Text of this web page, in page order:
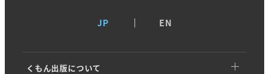
JP EN
くもん出版について